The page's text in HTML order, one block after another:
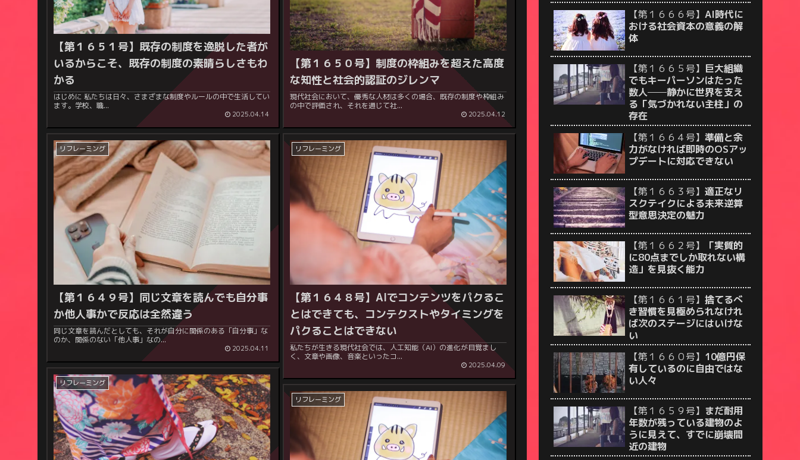
【第１６５１号】 既存の制度を逸脱した者が
いるからこそ、既存の制度の素晴らしさもわ
かる
はじめに 私たちは日々、さまざまな制度やルールの中で生活してい
ます。学校、職...
2025.04.14
【第１６５０号】 制度の枠組みを超えた高度
な知性と社会的認証のジレンマ
現代社会において、優秀な人材は多くの場合、既存の制度や枠組み
の中で評価され、それを通じて社...
2025.04.12
リフレーミング
【第１６４９号】 同じ文章を読んでも自分事
か他人事かで反応は全然違う
同じ文章を読んだとしても、それが自分に関係のある「自分事」な
のか、関係のない「他人事」なの...
2025.04.11
リフレーミング
【第１６４８号】AIでコンテンツをパクるこ
とはできても、コンテクストやタイミングを
パクることはできない
私たちが生きる現代社会では、人工知能（AI）の進化が目覚まし
く、文章や画像、音楽といったコ...
2025.04.09
リフレーミング
リフレーミング
【第１６６６号】 AI時代に
おける社会資本の意義の解
体
【第１６６５号】 巨大組織
でもキーパーソンはたった
数人──静かに世界を支え
る「気づかれない主柱」の
存在
【第１６６４号】 準備と余
力がなければ即時のOSアッ
プデートに対応できない
【第１６６３号】 適正なリ
スクテイクによる未来逆算
型意思決定の魅力
【第１６６２号】
「実質的
に80点までしか取れない構
造」を見抜く能力
【第１６６１号】 捨てるべ
き習慣を見極められなけれ
ば次のステージにはいけな
い
【第１６６０号】 10億円保
有しているのに自由ではな
い人々
【第１６５９号】 まだ耐用
年数が残っている建物のよ
うに見えて、すでに崩壊間
近の建物